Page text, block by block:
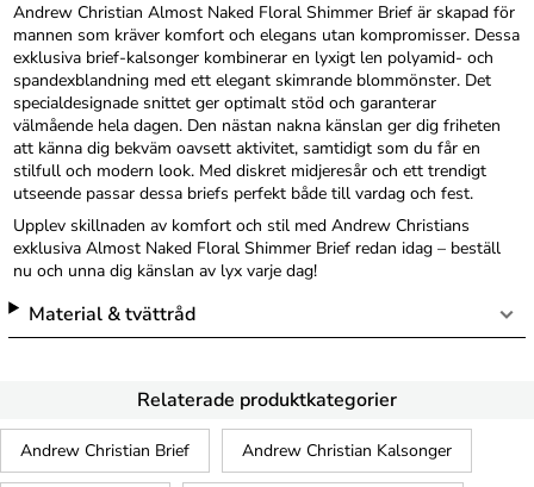
Andrew Christian Almost Naked Floral Shimmer Brief är skapad för
mannen som kräver komfort och elegans utan kompromisser. Dessa
exklusiva brief-kalsonger kombinerar en lyxigt len polyamid- och
spandexblandning med ett elegant skimrande blommönster. Det
specialdesignade snittet ger optimalt stöd och garanterar
välmående hela dagen. Den nästan nakna känslan ger dig friheten
att känna dig bekväm oavsett aktivitet, samtidigt som du får en
stilfull och modern look. Med diskret midjeresår och ett trendigt
utseende passar dessa briefs perfekt både till vardag och fest.
Upplev skillnaden av komfort och stil med Andrew Christians
exklusiva Almost Naked Floral Shimmer Brief redan idag – beställ
nu och unna dig känslan av lyx varje dag!
Material & tvättråd
Relaterade produktkategorier
Andrew Christian Brief Andrew Christian Kalsonger